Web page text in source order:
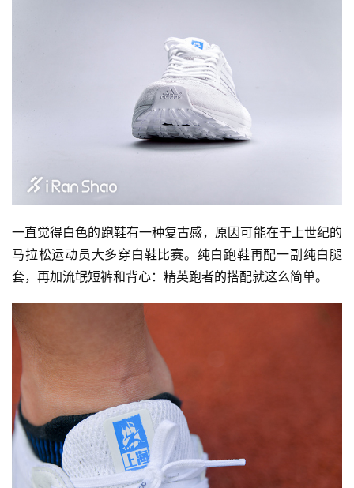
一直觉得白色的跑鞋有一种复古感，原因可能在于上世纪的
马拉松运动员大多穿白鞋比赛。纯白跑鞋再配一副纯白腿
套，再加流氓短裤和背心：精英跑者的搭配就这么简单。